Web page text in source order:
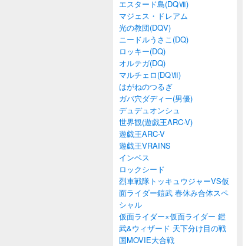
エスタード島(DQⅦ)
マジェス・ドレアム
光の教団(DQV)
ニードルうさこ(DQ)
ロッキー(DQ)
オルテガ(DQ)
マルチェロ(DQⅦ)
はがねのつるぎ
ガバ穴ダディー(男優)
デュデュオンシュ
世界観(遊戯王ARC-V)
遊戯王ARC-V
遊戯王VRAINS
インベス
ロックシード
烈車戦隊トッキュウジャーVS仮
面ライダー鎧武 春休み合体スペ
シャル
仮面ライダー×仮面ライダー 鎧
武&ウィザード 天下分け目の戦
国MOVIE大合戦